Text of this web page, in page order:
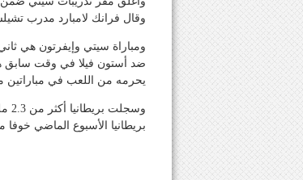
وقال فرانك لامبارد مدرب
ومباراة سيتي وإيفرتون هي
ضد أستون فيلا في وقت سابق
يحرمه من اللعب في مباراتين
بريطانيا الأسبوع الماضي